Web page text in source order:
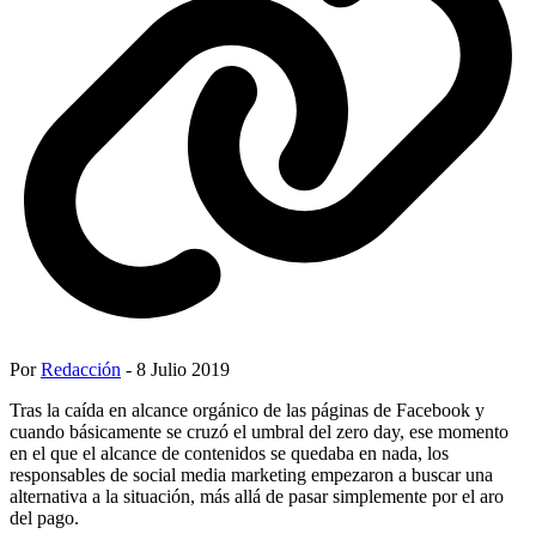
PorRedacción - 8 Julio 2019
Tras la caída en alcance orgánico de las páginas de Facebook y
cuando básicamente se cruzó el umbral del zero day, ese momento
en el que el alcance de contenidos se quedaba en nada, los
responsables de social media marketing empezaron a buscar una
alternativa a la situación, más allá de pasar simplemente por el aro
del pago.